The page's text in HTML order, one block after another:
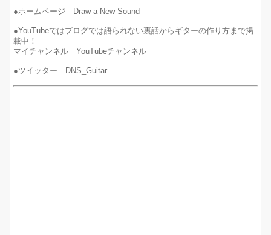
●ホームページ Draw a New Sound
●YouTubeではブログでは語られない裏話からギターの作り方まで掲
載中！
マイチャンネル YouTubeチャンネル
●ツイッター DNS_Guitar